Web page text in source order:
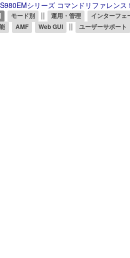
シリーズ コマンドリファレンス
モード別 || 運用・管理
インターフェ
AMF Web GUI || ユーザーサポート